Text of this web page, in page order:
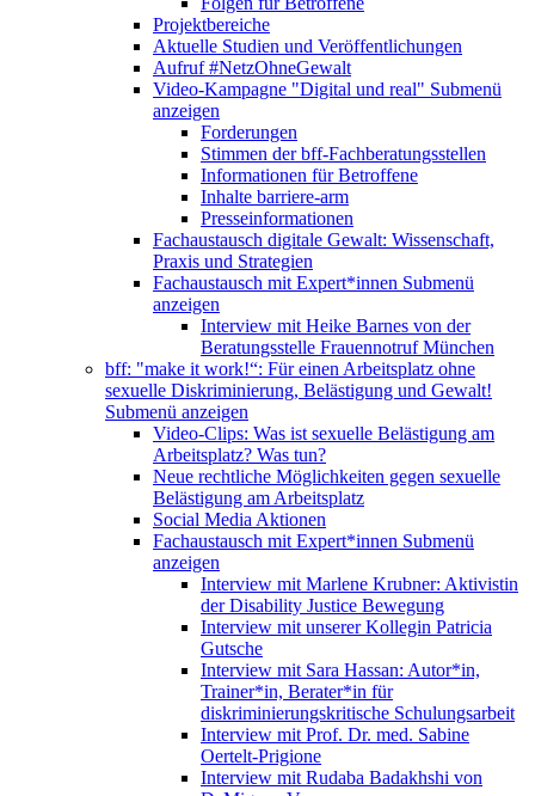
Projektbereiche
Aktuelle Studien und Veröffentlichungen
Aufruf #NetzOhneGewalt
Video-Kampagne "Digital und real" Submenü
anzeigen
Forderungen
Stimmen der bff-Fachberatungsstellen
Informationen für Betroffene
Inhalte barriere-arm
Presseinformationen
Fachaustausch digitale Gewalt: Wissenschaft,
Praxis und Strategien
Fachaustausch mit Expert*innen Submenü
anzeigen
Interview mit Heike Barnes von der
Beratungsstelle Frauennotruf München
bff: "make it work!“: Für einen Arbeitsplatz ohne
sexuelle Diskriminierung, Belästigung und Gewalt!
Submenü anzeigen
Video-Clips: Was ist sexuelle Belästigung am
Arbeitsplatz? Was tun?
Neue rechtliche Möglichkeiten gegen sexuelle
Belästigung am Arbeitsplatz
Social Media Aktionen
Fachaustausch mit Expert*innen Submenü
anzeigen
Interview mit Marlene Krubner: Aktivistin
der Disability Justice Bewegung
Interview mit unserer Kollegin Patricia
Gutsche
Interview mit Sara Hassan: Autor*in,
Trainer*in, Berater*in für
diskriminierungskritische Schulungsarbeit
Interview mit Prof. Dr. med. Sabine
Oertelt-Prigione
Interview mit Rudaba Badakhshi von